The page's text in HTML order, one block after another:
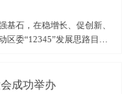
基石，在稳增长、促创新、
委“12345”发展思路目标
、解难题、送政策、促发
成功举办